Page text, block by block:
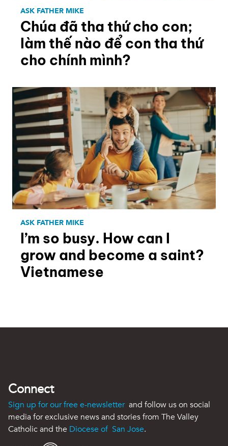
ASK FATHER MIKE
Chúa đã tha thứ cho con;
làm thế nào để con tha thứ
cho chính mình?
ASK FATHER MIKE
I’m so busy. How can I
grow and become a saint?
Vietnamese
Connect
Sign up for our free e-newsletter and follow us on social
media for exclusive news and stories from The Valley
Catholic and the Diocese of San Jose.